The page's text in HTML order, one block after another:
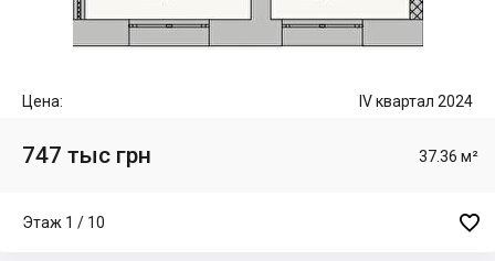
Цена: IV квартал 2024
747 тыс грн 37.36 м²
Этаж 1 / 10 